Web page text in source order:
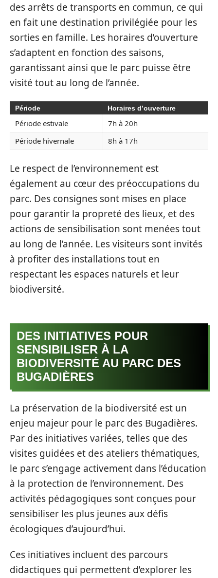
des arrêts de transports en commun, ce qui
en fait une destination privilégiée pour les
sorties en famille. Les horaires d’ouverture
s’adaptent en fonction des saisons,
garantissant ainsi que le parc puisse être
visité tout au long de l’année.
Période Horaires d’ouverture
Période estivale
7h à 20h
Période hivernale
8h à 17h
Le respect de l’environnement est
également au cœur des préoccupations du
parc. Des consignes sont mises en place
pour garantir la propreté des lieux, et des
actions de sensibilisation sont menées tout
au long de l’année. Les visiteurs sont invités
à profiter des installations tout en
respectant les espaces naturels et leur
biodiversité.
DES INITIATIVES POUR
SENSIBILISER À LA
BIODIVERSITÉ AU PARC DES
BUGADIÈRES
La préservation de la biodiversité est un
enjeu majeur pour le parc des Bugadières.
Par des initiatives variées, telles que des
visites guidées et des ateliers thématiques,
le parc s’engage activement dans l’éducation
à la protection de l’environnement. Des
activités pédagogiques sont conçues pour
sensibiliser les plus jeunes aux défis
écologiques d’aujourd’hui.
Ces initiatives incluent des parcours
didactiques qui permettent d’explorer les